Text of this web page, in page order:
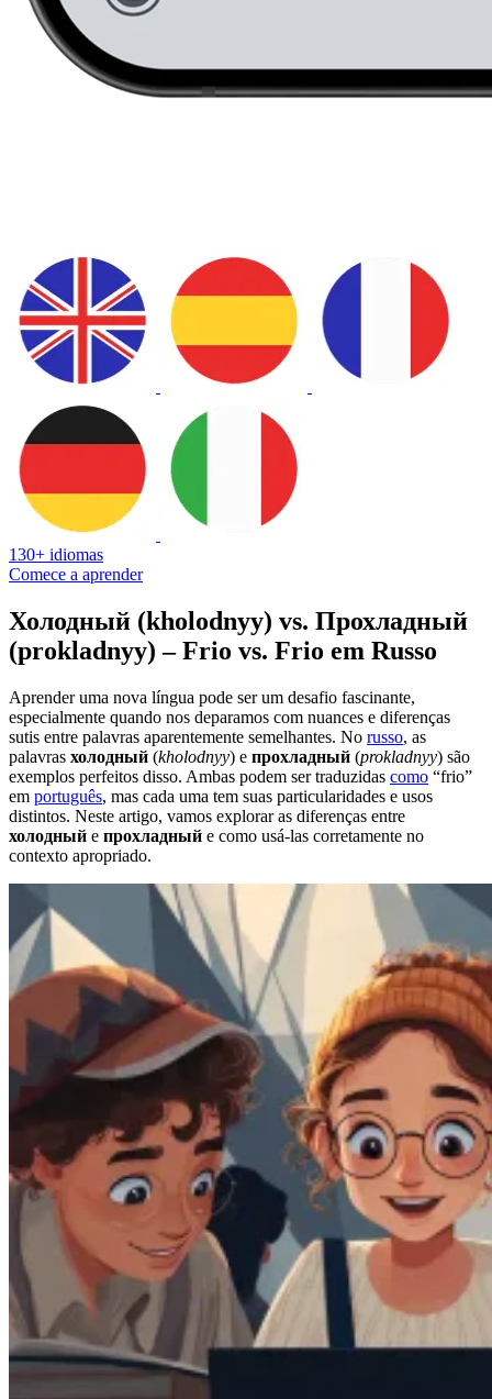
130+ idiomas
Comece a aprender
Холодный (kholodnyy) vs. Прохладный
(prokladnyy) – Frio vs. Frio em Russo
Aprender uma nova língua pode ser um desafio fascinante,
especialmente quando nos deparamos com nuances e diferenças
sutis entre palavras aparentemente semelhantes. No russo, as
palavras холодный (kholodnyy) e прохладный (prokladnyy) são
exemplos perfeitos disso. Ambas podem ser traduzidas como “frio”
em português, mas cada uma tem suas particularidades e usos
distintos. Neste artigo, vamos explorar as diferenças entre
холодный e прохладный e como usá-las corretamente no
contexto apropriado.